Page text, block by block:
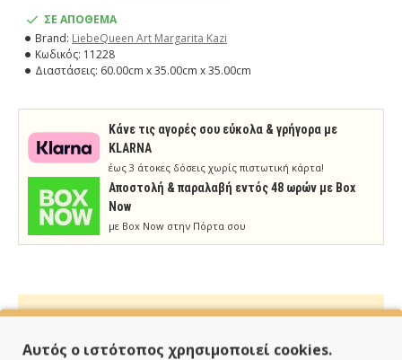
ΣΕ ΑΠΟΘΕΜΑ
Brand: LiebeQueen Art Margarita Kazi
Κωδικός: 11228
Διαστάσεις: 60.00cm x 35.00cm x 35.00cm
Κάνε τις αγορές σου εύκολα & γρήγορα με
KLARNA
έως 3 άτοκες δόσεις χωρίς πιστωτική κάρτα!
Aποστολή & παραλαβή εντός 48 ωρών με Box
Now
με Box Now στην Πόρτα σου
ΠΑΡΑΔΙΔΟΥΜΕ ΓΡΗΓΟΡΑ
Αυτός ο ιστότοπος χρησιμοποιεί cookies.